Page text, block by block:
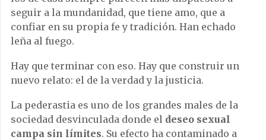
seguir a la mundanidad, que tiene amo, que a
confiar en su propia fe y tradición. Han echado
leña al fuego.
Hay que terminar con eso. Hay que construir un
nuevo relato: el de la verdad y la justicia.
La pederastia es uno de los grandes males de la
sociedad desvinculada donde el deseo sexual
campa sin límites. Su efecto ha contaminado a